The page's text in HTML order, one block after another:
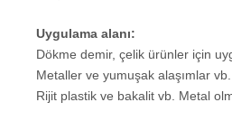
Uygulama alanı:
Dökme demir, çelik ürünler için
Metaller ve yumuşak alaşımlar
Rijit plastik ve bakalit vb. Metal